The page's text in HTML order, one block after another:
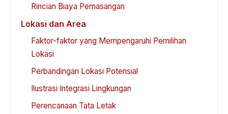
Rincian Biaya Pemasangan
Lokasi dan Area
Faktor-faktor yang Mempengaruhi Pemilihan
Lokasi
Perbandingan Lokasi Potensial
Ilustrasi Integrasi Lingkungan
Perencanaan Tata Letak